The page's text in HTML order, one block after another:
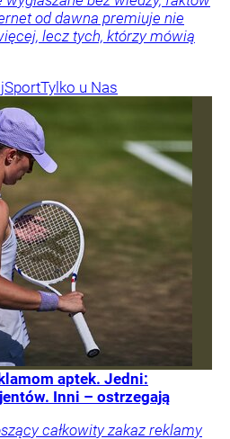
od dawna premiuje nie
lecz tych, którzy mówią
SportTylko u Nas
aptek. Jedni:
Inni – ostrzegają
całkowity zakaz reklamy